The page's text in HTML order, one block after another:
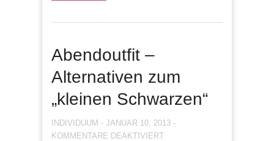
Abendoutfit –
Alternativen zum
„kleinen Schwarzen“
INDIVIDUUM - JANUAR 10, 2013 -
KOMMENTARE DEAKTIVIERTFÜR